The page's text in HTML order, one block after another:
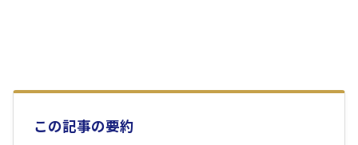
この記事の要約